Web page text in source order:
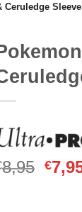
Ceruledge
8,95 €